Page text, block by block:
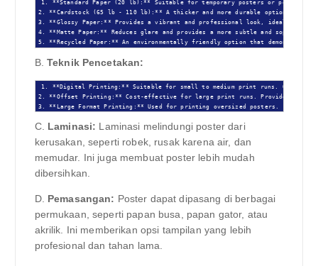
1. **Standard Paper (20 lb):** Suitable for temporary posters or posters
2. **Cardstock (65 lb - 110 lb):** A thicker and more durable option for
3. **Glossy Paper:** Provides a vibrant and professional look, ideal for
4. **Matte Paper:** Reduces glare and provides a more subtle and
5. **Recycled Paper:** An environmentally friendly option that demonstrates
B. Teknik Pencetakan:
1. **Digital Printing:** Suitable for small to medium print runs. Offers
2. **Offset Printing:** Cost-effective for large print runs. Provides
3. **Large Format Printing:** Used for printing oversized posters.
C. Laminasi: Laminasi melindungi poster dari
kerusakan, seperti robek, rusak karena air, dan
memudar. Ini juga membuat poster lebih mudah
dibersihkan.
D. Pemasangan: Poster dapat dipasang di berbagai
permukaan, seperti papan busa, papan gator, atau
akrilik. Ini memberikan opsi tampilan yang lebih
profesional dan tahan lama.